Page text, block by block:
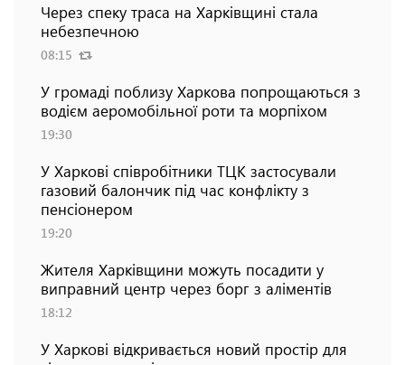
Через спеку траса на Харківщині стала
небезпечною
08:15
У громаді поблизу Харкова попрощаються з
водієм аеромобільної роти та морпіхом
19:30
У Харкові співробітники ТЦК застосували
газовий балончик під час конфлікту з
пенсіонером
19:20
Жителя Харківщини можуть посадити у
виправний центр через борг з аліментів
18:12
У Харкові відкривається новий простір для